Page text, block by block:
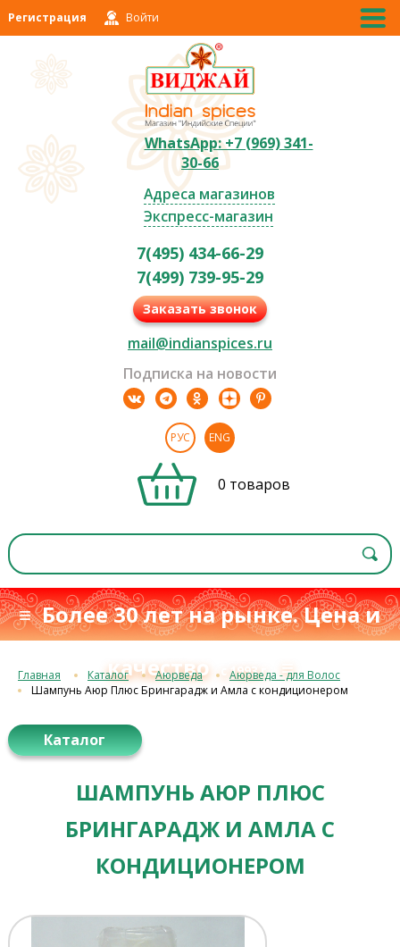
Регистрация Войти
WhatsApp: +7 (969) 341-
30-66
Адреса магазинов
Экспресс-магазин
7(495) 434-66-29
7(499) 739-95-29
Заказать звонок
mail@indianspices.ru
Подписка на новости
РУС ENG
0 товаров
≡ Более 30 лет на рынке. Цена и
качество с 1993 г.≡
Главная Каталог Аюрведа
Аюрведа - для Волос
Шампунь Аюр Плюс Брингарадж и Амла с кондиционером
Каталог
ШАМПУНЬ АЮР ПЛЮС
БРИНГАРАДЖ И АМЛА С
КОНДИЦИОНЕРОМ